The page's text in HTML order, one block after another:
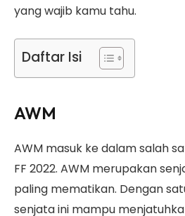
yang wajib kamu tahu.
Daftar Isi
AWM
AWM masuk ke dalam salah
FF 2022. AWM merupakan
paling mematikan. Dengan
senjata ini mampu